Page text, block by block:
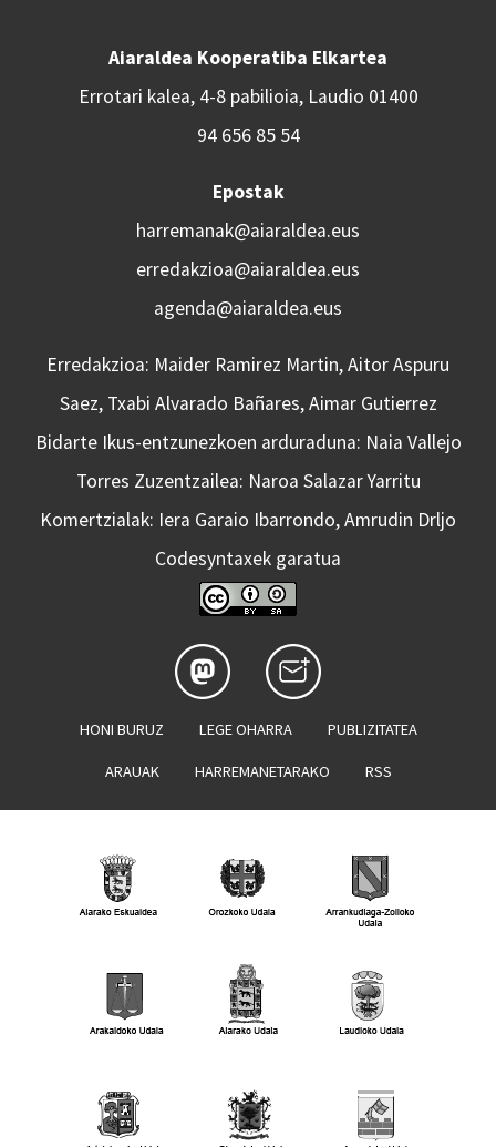
Aiaraldea Kooperatiba Elkartea
Errotari kalea, 4-8 pabilioia, Laudio 01400
94 656 85 54
Epostak
harremanak@aiaraldea.eus
erredakzioa@aiaraldea.eus
agenda@aiaraldea.eus
Erredakzioa: Maider Ramirez Martin, Aitor Aspuru
Saez, Txabi Alvarado Bañares, Aimar Gutierrez
Bidarte Ikus-entzunezkoen arduraduna: Naia Vallejo
Torres Zuzentzailea: Naroa Salazar Yarritu
Komertzialak: Iera Garaio Ibarrondo, Amrudin Drljo
Codesyntaxek garatua
HONI BURUZ LEGE OHARRA PUBLIZITATEA
ARAUAK HARREMANETARAKO RSS